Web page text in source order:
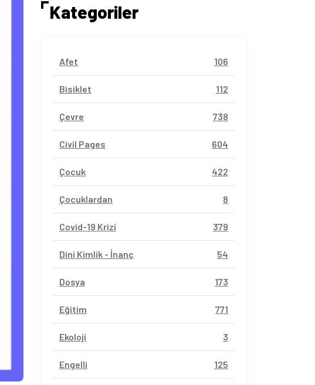
Kategoriler
Afet 106
Bisiklet 112
Çevre 738
Civil Pages 604
Çocuk 422
Çocuklardan 8
Covid-19 Krizi 379
Dini Kimlik - İnanç 54
Dosya 173
Eğitim 771
Ekoloji 3
Engelli 125